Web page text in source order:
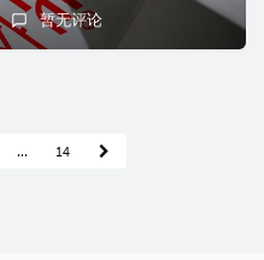
暂无评论
... 14